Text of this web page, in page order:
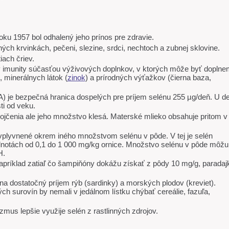
1957 bol odhalený jeho prínos pre zdravie.
krvinkách, pečeni, slezine, srdci, nechtoch a zubnej sklovine.
čriev.
súčasťou výživových doplnkov, v ktorých môže byť
minerálnych látok (zinok) a prírodných výťažkov (čierna baza,
je bezpečná hranica dospelých pre príjem selénu 255 µg/deň. U
od veku.
ale jeho množstvo klesá. Materské mlieko obsahuje pritom v
okrem iného množstvom selénu v pôde. V tej je selén
od 0,1 do 1 000 mg/kg ornice. Množstvo selénu v pôde môžu
zatiaľ čo šampiňóny dokážu získať z pôdy 10 mg/g,
dostatočný príjem rýb (sardinky) a morských plodov (kreviet).
surovín by nemali v jedálnom lístku chýbať cereálie, fazuľa,
lepšie využije selén z rastlinných zdrojov.